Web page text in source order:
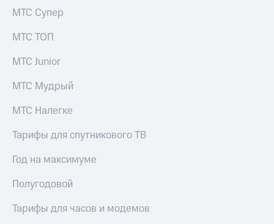
на связь
С картой
МТС
МТС
деньги
доход 15%
и
номер
МТС
МТС Деньги
Обзоры
товаров
Скидки
до 40%
на смартфоны
при
со связью
МТС Супер
МТС ТОП
МТС Junior
МТС Мудрый
МТС Налегке
Тарифы для спутникового ТВ
Год на максимуме
Полугодовой
Тарифы для часов и модемов